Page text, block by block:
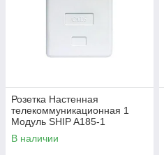
Розетка Настенная
телекоммуникационная 1
Модуль SHIP A185-1
В наличии